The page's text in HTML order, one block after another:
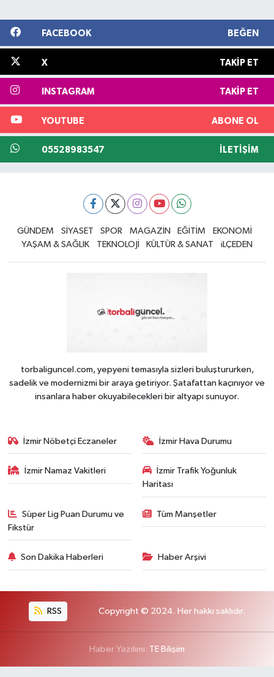
FACEBOOK BEĞEN
X TAKIP ET
INSTAGRAM TAKIP ET
YOUTUBE ABONE OL
05528983547 İLETIŞIM
GÜNDEM SİYASET SPOR MAGAZİN EĞİTİM
EKONOMİ
YAŞAM & SAĞLIK
TEKNOLOJİ KÜLTÜR & SANAT iLÇEDEN
torbaliguncel.com, yepyeni temasıyla sizleri buluştururken,
sadelik ve modernizmi bir araya getiriyor. Şatafattan kaçınıyor ve
insanlara haber okuyabilecekleri bir altyapı sunuyor.
İzmir Nöbetçi Eczaneler İzmir Hava Durumu
İzmir Namaz Vakitleri
İzmir Trafik Yoğunluk
Haritası
Süper Lig Puan Durumu ve
Fikstür
Tüm Manşetler
Son Dakika Haberleri Haber Arşivi
RSS Copyright © 2024. Her hakkı saklıdır.
Haber Yazılımı: TE Bilişim